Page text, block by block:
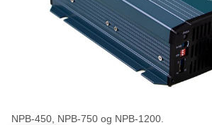
NPB-450, NPB-750 og NPB-1200.